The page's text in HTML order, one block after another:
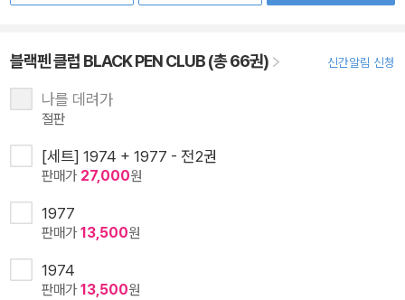
블랙펜 클럽 BLACK PEN CLUB (총 66권) 신간알림 신청
나를 데려가
절판
[세트] 1974 + 1977 - 전2권
판매가 27,000원
1977
판매가13,500원
1974
판매가13,500원